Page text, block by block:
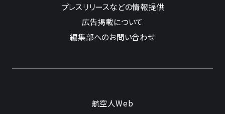
プレスリリースなどの情報提供
広告掲載について
編集部へのお問い合わせ
航空人Web